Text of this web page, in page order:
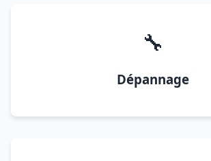
🔧
Dépannage